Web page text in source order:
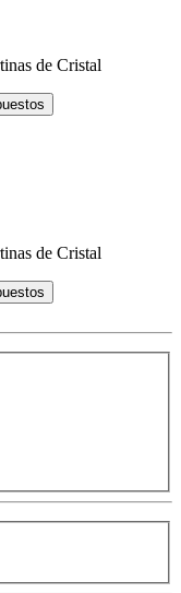
de Cristal
de Cristal